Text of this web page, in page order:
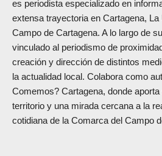
es periodista especializado en
extensa trayectoria en Cartagena,
Campo de Cartagena. A lo largo de
vinculado al periodismo de
creación y dirección de distintos
la actualidad local. Colabora como
Comemos? Cartagena, donde
territorio y una mirada cercana a la
cotidiana de la Comarca del Campo